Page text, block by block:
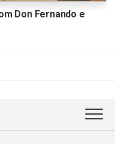
Don Fernando e